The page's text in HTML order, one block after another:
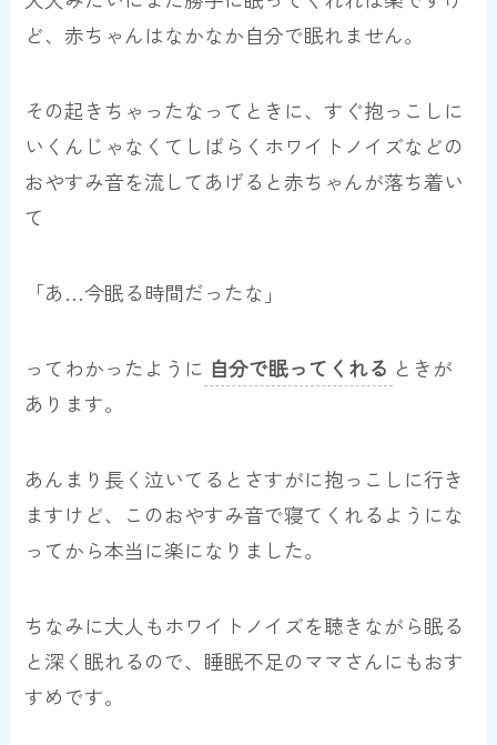
ど、赤ちゃんはなかなか自分で眠れません。
その起きちゃったなってときに、すぐ抱っこしに
いくんじゃなくてしばらくホワイトノイズなどの
おやすみ音を流してあげると赤ちゃんが落ち着い
て
「あ…今眠る時間だったな」
ってわかったように 自分で眠ってくれる ときが
あります。
あんまり長く泣いてるとさすがに抱っこしに行き
ますけど、このおやすみ音で寝てくれるようにな
ってから本当に楽になりました。
ちなみに大人もホワイトノイズを聴きながら眠る
と深く眠れるので、睡眠不足のママさんにもおす
すめです。